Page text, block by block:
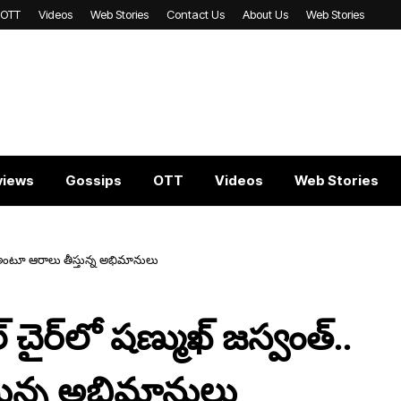
OTT Videos Web Stories Contact Us About Us Web Stories
Gossips OTT Videos Web Stories
ఆరాలు తీస్తున్న అభిమానులు
చైర్‌లో ష‌ణ్ముఖ్ జ‌స్వంత్‌..
అభిమానులు